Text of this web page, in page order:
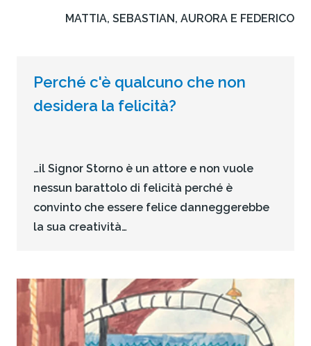
MATTIA, SEBASTIAN, AURORA E FEDERICO
Perché c'è qualcuno che non
desidera la felicità?
…il Signor Storno è un attore e non vuole
nessun barattolo di felicità perché è
convinto che essere felice danneggerebbe
la sua creatività…